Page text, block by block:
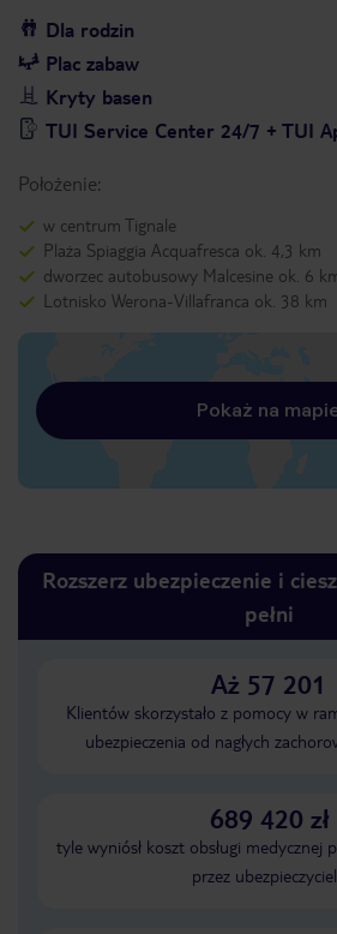
Dla rodzin
Plac zabaw
Kryty basen
TUI Service Center 24/7 + TUI
Położenie:
w centrum Tignale
Plaża Spiaggia Acquafresca ok. 4,3 km
dworzec autobusowy Malcesine ok. 6
Lotnisko Werona-Villafranca ok. 38 km
Pokaż na
Rozszerz ubezpieczenie i
pełni
Aż 57 201
Klientów skorzystało z pomocy w
ubezpieczenia od nagłych
689 420 zł
tyle wyniósł koszt obsługi medycznej
przez